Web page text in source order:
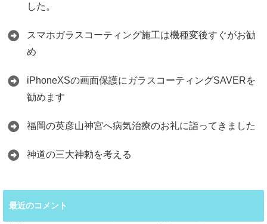
した。
スマホガラスコーティング施工は機種変後すぐがお勧
め
iPhoneXSの画面保護にガラスコーティングSAVERを
勧めます
福岡の英彦山神宮へ病気治療のお礼に詣ってきました
神道の三大神勅を考える
最近のコメント